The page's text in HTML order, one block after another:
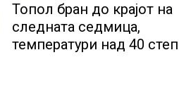
Топол бран до крајот на
следната седмица,
температури над 40